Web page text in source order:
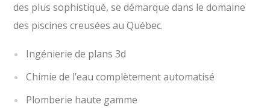
des plus sophistiqué, se démarque dans le domaine
des piscines creusées au Québec.
Ingénierie de plans 3d
Chimie de l’eau complètement automatisé
Plomberie haute gamme